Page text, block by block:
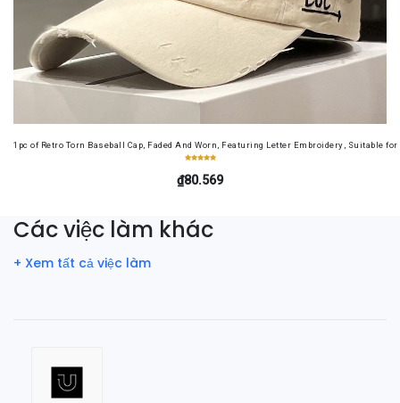
1pc of Retro Torn Baseball Cap, Faded And Worn, Featuring Letter Embroidery, Suitable
₫80.569
Các việc làm khác
+ Xem tất cả việc làm